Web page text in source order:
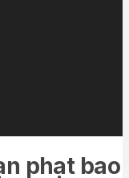
phạt bao